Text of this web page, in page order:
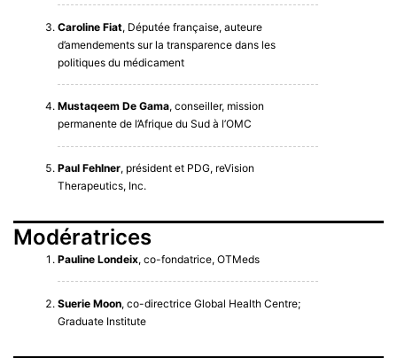
Caroline Fiat, Députée française, auteure
d’amendements sur la transparence dans les
politiques du médicament
Mustaqeem De Gama, conseiller, mission
permanente de l’Afrique du Sud à l’OMC
Paul Fehlner, président et PDG, reVision
Therapeutics, Inc.
Modératrices
Pauline Londeix, co-fondatrice, OTMeds
Suerie Moon, co-directrice Global Health Centre;
Graduate Institute